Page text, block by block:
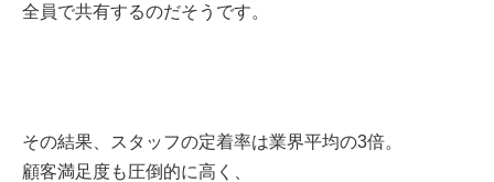
全員で共有するのだそうです。
その結果、スタッフの定着率は業界平均の3倍。
顧客満足度も圧倒的に高く、